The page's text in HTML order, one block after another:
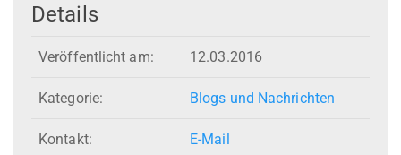
Details
Veröffentlicht am: 12.03.2016
Kategorie: Blogs und Nachrichten
Kontakt: E-Mail